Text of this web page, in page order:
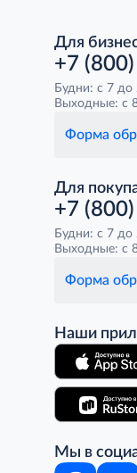
Для
+7
Будни: с 7 до
Выходные: с
Форма
Для
+7
Будни: с 7 до
Выходные: с
Форма
Наши
Мы в